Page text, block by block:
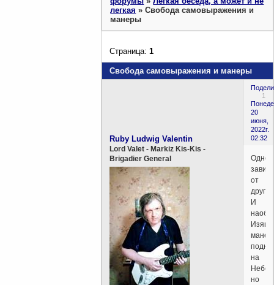
легкая »Свобода самовыражения и
манеры
Свобода самовыражения и манеры
Страница:1
1
20
июня,
2022г.
02:32
Ruby Ludwig Valentin
Lord Valet - Markiz Kis-Kis -
Brigadier General
Одно
от
И
на
Небо,
но